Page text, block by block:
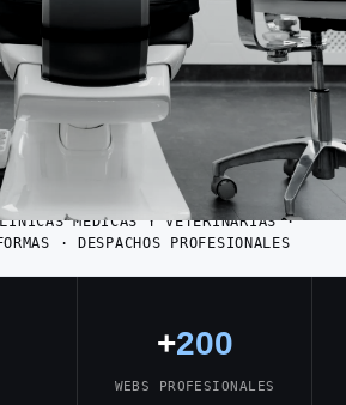
PEDIR PRESUPUESTO
PROYECTOS PARA SECTORES COMO
· COMPAÑÍAS DE MANTENIMIENTO ·
MÉDICAS Y VETERINARIAS ·
· DESPACHOS PROFESIONALES
+200
WEBS PROFESIONALES